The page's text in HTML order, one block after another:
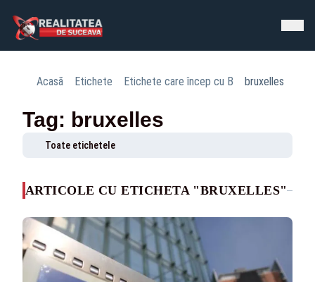
Acasă Etichete Etichete care încep cu B bruxelles
Tag: bruxelles
Toate etichetele
ARTICOLE CU ETICHETA "BRUXELLES"